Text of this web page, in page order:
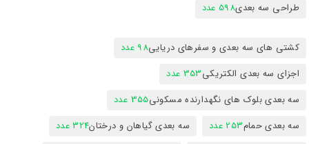
طراحی سه بعدی598 عدد
کشتی های سه بعدی و سفرهای دریایی98 عدد
اجزای سه بعدی الکتریکی353 عدد
سه بعدی بلوک های نگهدارنده مسکونی355 عدد
سه بعدی حمام253 عدد سه بعدی گیاهان و درختان324 عدد